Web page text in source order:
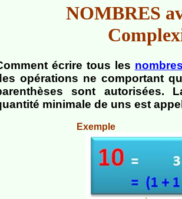
NOMBRES
écrire tous les
opérations ne comportant
sont autorisées.
minimale de uns est
Exemple